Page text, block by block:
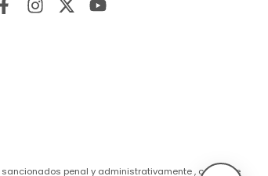
penal y administrativamente , conforme